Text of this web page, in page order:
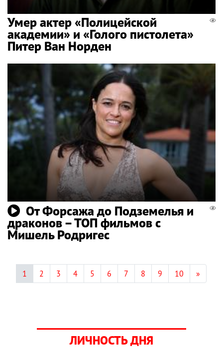
Умер актер «Полицейской
академии» и «Голого пистолета»
Питер Ван Норден
От Форсажа до Подземелья и
драконов – ТОП фильмов с
Мишель Родригес
1 2 3 4 5 6 7 8 9 10 »
ЛИЧНОСТЬ ДНЯ